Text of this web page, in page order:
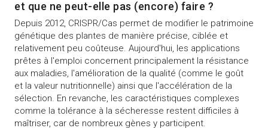
et que ne peut-elle pas (encore) faire ?
Depuis 2012, CRISPR/Cas permet de modifier le patrimoine
génétique des plantes de manière précise, ciblée et
relativement peu coûteuse. Aujourd'hui, les applications
prêtes à l'emploi concernent principalement la résistance
aux maladies, l'amélioration de la qualité (comme le goût
et la valeur nutritionnelle) ainsi que l'accélération de la
sélection. En revanche, les caractéristiques complexes
comme la tolérance à la sécheresse restent difficiles à
maîtriser, car de nombreux gènes y participent.